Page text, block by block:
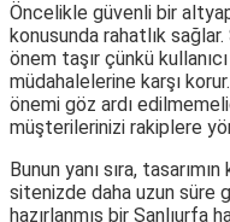
Öncelikle güvenli bir
konusunda rahatlık
önem taşır çünkü
müdahalelerine karşı
önemi göz ardı
müşterilerinizi rakiplere
Bunun yanı sıra,
sitenizde daha uzun süre
hazırlanmış bir